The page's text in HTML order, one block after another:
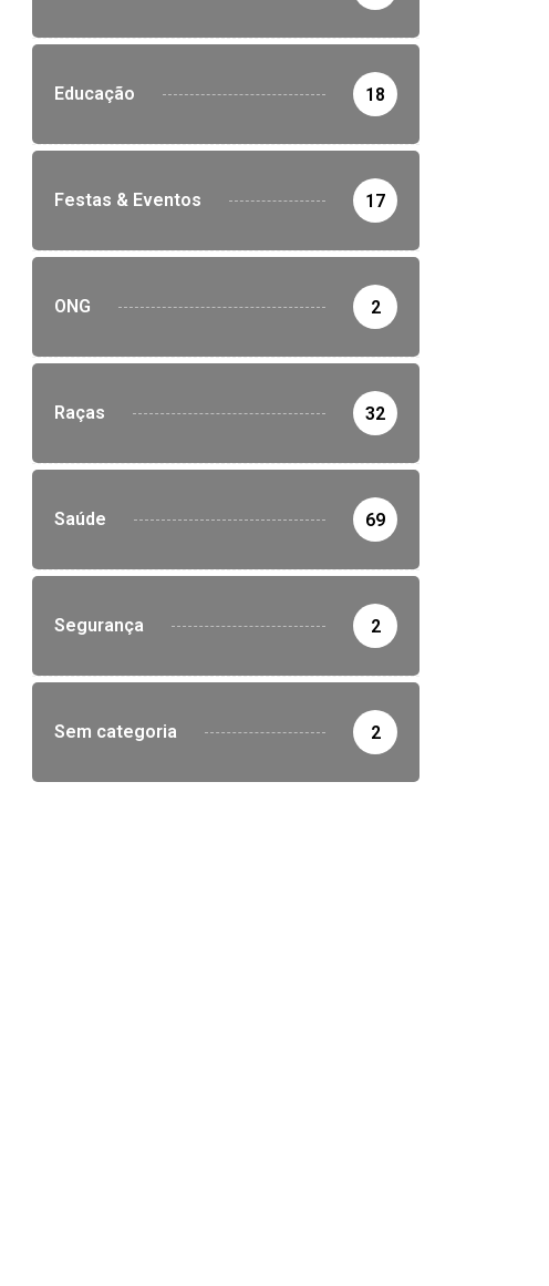
Educação 18
Festas & Eventos 17
ONG 2
Raças 32
Saúde 69
Segurança 2
Sem categoria 2